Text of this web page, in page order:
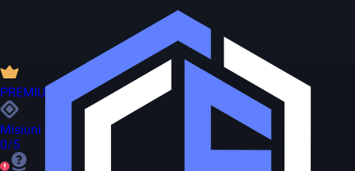
PREMIUM
Misiuni
0/5